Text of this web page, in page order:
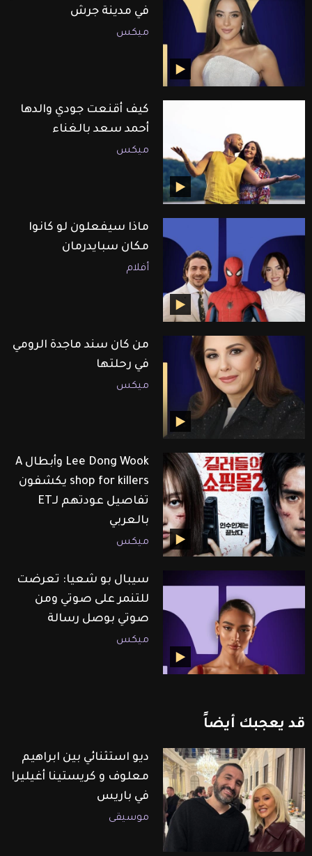
في مدينة جرش
ميكس
كيف أقنعت جودي والدها
أحمد سعد بالغناء
ميكس
ماذا سيفعلون لو كانوا
مكان سبايدرمان
أفلام
من كان سند ماجدة الرومي
في رحلتها
ميكس
Lee Dong Wook وأبطال A
shop for killers يكشفون
تفاصيل عودتهم لـET
بالعربي
ميكس
سيبال بو شعيا: تعرضت
للتنمر على صوتي ومن
صوتي بوصل رسالة
ميكس
قد يعجبك أيضاً
ديو استثنائي بين ابراهيم
معلوف و كريستينا أغيليرا
في باريس
موسيقى